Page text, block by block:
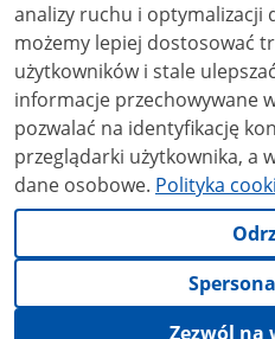
analizy ruchu i optymalizacji
możemy lepiej dostosować
użytkowników i stale ulepszać nasze
informacje przechowywane
pozwalać na identyfikację
przeglądarki użytkownika, a
dane osobowe. Polityka
Zezwól na